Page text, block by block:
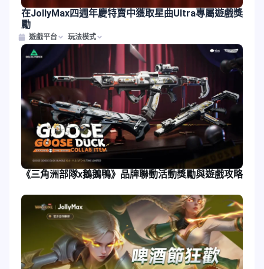
在JollyMax四週年慶特賣中獲取星曲Ultra專屬遊戲獎
勵
遊戲平台 玩法模式
《三角洲部隊x鵝鵝鴨》品牌聯動活動獎勵與遊戲攻略